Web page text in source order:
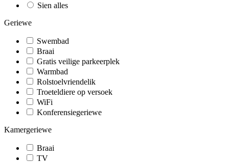
Sien alles
Geriewe
Swembad
Braai
Gratis veilige parkeerplek
Warmbad
Rolstoelvriendelik
Troeteldiere op versoek
WiFi
Konferensiegeriewe
Kamergeriewe
Braai
TV